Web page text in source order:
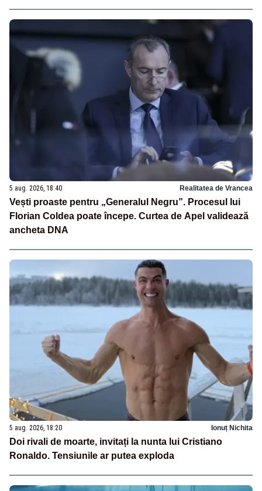
5 aug. 2026, 18:40 Realitatea de Vrancea
Vești proaste pentru „Generalul Negru”. Procesul lui
Florian Coldea poate începe. Curtea de Apel validează
ancheta DNA
5 aug. 2026, 18:20 Ionuț Nichita
Doi rivali de moarte, invitați la nunta lui Cristiano
Ronaldo. Tensiunile ar putea exploda